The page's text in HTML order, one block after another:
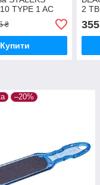
TYPE 1 AC
для педікюру
₴
Купити
2
355
–20%